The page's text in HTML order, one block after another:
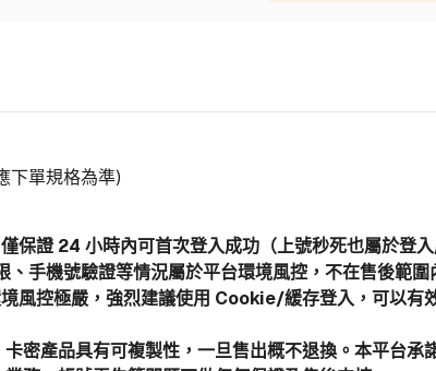
下單規格為準)
證 24 小時內可首次登入成功（上號秒死也屬於登
手機號驗證等情況屬於平台環境風控，不在售後範圍
風控極嚴，強烈建議使用 Cookie/緩存登入，可以有
密產品具有可複製性，一旦售出概不退換。本平台承